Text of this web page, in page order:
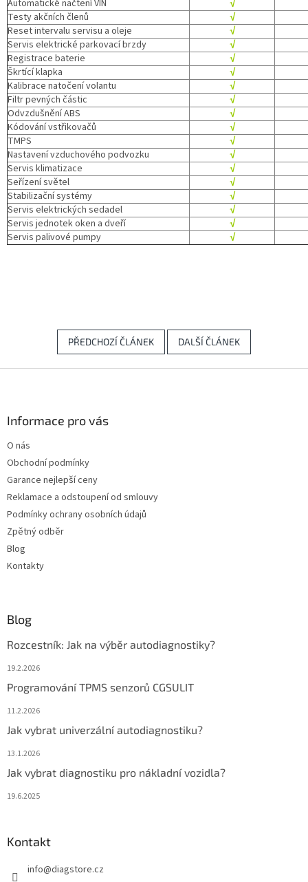
Automatické načtení VIN
√
Testy akčních členů
√
Reset intervalu servisu a oleje
√
Servis elektrické parkovací brzdy
√
Registrace baterie
√
Škrtící klapka
√
Kalibrace natočení volantu
√
Filtr pevných částic
√
Odvzdušnění ABS
√
Kódování vstřikovačů
√
TMPS
√
Nastavení vzduchového podvozku
√
Servis klimatizace
√
Seřízení světel
√
Stabilizační systémy
√
Servis elektrických sedadel
√
Servis jednotek oken a dveří
√
Servis palivové pumpy
√
PŘEDCHOZÍ ČLÁNEK DALŠÍ ČLÁNEK
Informace pro vás
O nás
Obchodní podmínky
Garance nejlepší ceny
Reklamace a odstoupení od smlouvy
Podmínky ochrany osobních údajů
Zpětný odběr
Blog
Kontakty
Blog
Rozcestník: Jak na výběr autodiagnostiky?
19.2.2026
Programování TPMS senzorů CGSULIT
11.2.2026
Jak vybrat univerzální autodiagnostiku?
13.1.2026
Jak vybrat diagnostiku pro nákladní vozidla?
19.6.2025
Kontakt
info@diagstore.cz